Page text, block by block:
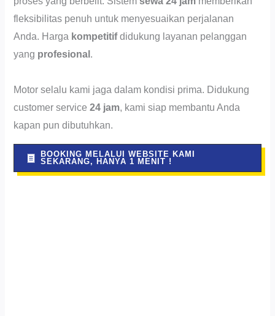
fleksibilitas penuh untuk menyesuaikan perjalanan
Anda. Harga kompetitifdidukung layanan pelanggan
yang profesional .
Motor selalu kami jaga dalam kondisi prima. Didukung
customer service24 jam, kami siap membantu Anda
kapan pun dibutuhkan.
BOOKING MELALUI WEBSITE KAMI
SEKARANG, HANYA 1 MENIT !